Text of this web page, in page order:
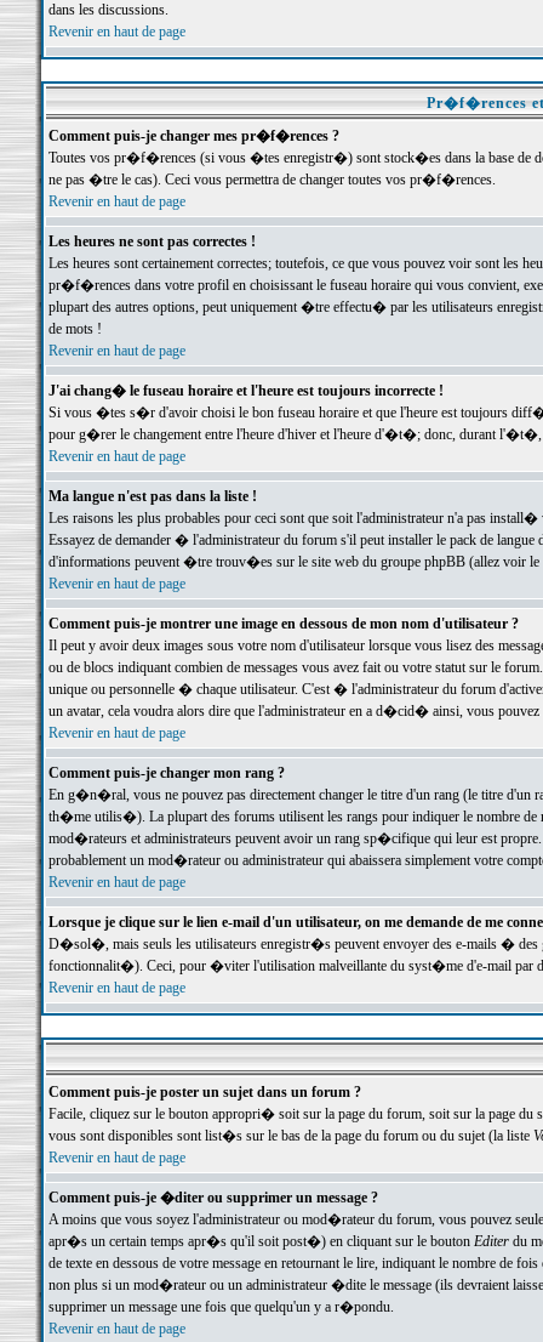
dans les discussions.
Revenir en haut de page
Pr�f�rences
Comment puis-je changer mes pr�f�rences ?
Toutes vos pr�f�rences (si vous �tes enregistr�) sont stock�es dans la base de
ne pas �tre le cas). Ceci vous permettra de changer toutes vos pr�f�rences.
Revenir en haut de page
Les heures ne sont pas correctes !
Les heures sont certainement correctes; toutefois, ce que vous pouvez voir sont
pr�f�rences dans votre profil en choisissant le fuseau horaire qui vous convient,
plupart des autres options, peut uniquement �tre effectu� par les utilisateurs
de mots !
Revenir en haut de page
J'ai chang� le fuseau horaire et l'heure est toujours incorrecte !
Si vous �tes s�r d'avoir choisi le bon fuseau horaire et que l'heure est toujours
pour g�rer le changement entre l'heure d'hiver et l'heure d'�t�; donc, durant
Revenir en haut de page
Ma langue n'est pas dans la liste !
Les raisons les plus probables pour ceci sont que soit l'administrateur n'a pas
Essayez de demander � l'administrateur du forum s'il peut installer le pack de
d'informations peuvent �tre trouv�es sur le site web du groupe phpBB (allez voir le
Revenir en haut de page
Comment puis-je montrer une image en dessous de mon nom d'utilisateur ?
Il peut y avoir deux images sous votre nom d'utilisateur lorsque vous lisez des
ou de blocs indiquant combien de messages vous avez fait ou votre statut sur le
unique ou personnelle � chaque utilisateur. C'est � l'administrateur du forum
un avatar, cela voudra alors dire que l'administrateur en a d�cid� ainsi, vous
Revenir en haut de page
Comment puis-je changer mon rang ?
En g�n�ral, vous ne pouvez pas directement changer le titre d'un rang (le titre d'un
th�me utilis�). La plupart des forums utilisent les rangs pour indiquer le nombre de
mod�rateurs et administrateurs peuvent avoir un rang sp�cifique qui leur est
probablement un mod�rateur ou administrateur qui abaissera simplement votre
Revenir en haut de page
Lorsque je clique sur le lien e-mail d'un utilisateur, on me demande de me
D�sol�, mais seuls les utilisateurs enregistr�s peuvent envoyer des e-mails �
fonctionnalit�). Ceci, pour �viter l'utilisation malveillante du syst�me d'e-mail par
Revenir en haut de page
Comment puis-je poster un sujet dans un forum ?
Facile, cliquez sur le bouton appropri� soit sur la page du forum, soit sur la page du
vous sont disponibles sont list�s sur le bas de la page du forum ou du sujet (la liste
Revenir en haut de page
Comment puis-je �diter ou supprimer un message ?
A moins que vous soyez l'administrateur ou mod�rateur du forum, vous pouvez
apr�s un certain temps apr�s qu'il soit post�) en cliquant sur le bouton Editerdu
de texte en dessous de votre message en retournant le lire, indiquant le nombre
non plus si un mod�rateur ou un administrateur �dite le message (ils devraient
supprimer un message une fois que quelqu'un y a r�pondu.
Revenir en haut de page